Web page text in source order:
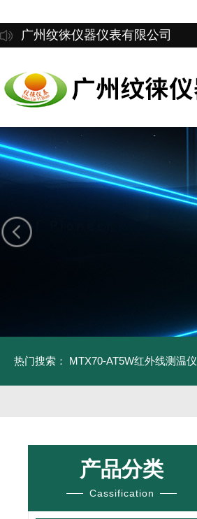
广州纹徕仪器仪表有限公司
热门搜索： MTX70-AT5W红外线测温仪
产品分类
Cassification